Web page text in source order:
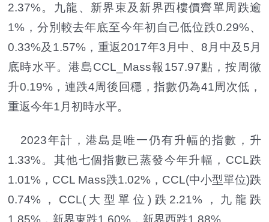
2.37%。九龍、新界東及新界西樓價齊單周跌逾
1%，分別較去年底至今年初自己低位跌0.29%、
0.33%及1.57%，重返2017年3月中、8月中及5月
底時水平。港島CCL_Mass報157.97點，按周微
升0.19%，連跌4周後回穩，指數仍為41周次低，
重返今年1月初時水平。
2023年計，港島是唯一仍有升幅的指數，升
1.33%。其他七個指數已蒸發今年升幅，CCL跌
1.01%，CCL Mass跌1.02%，CCL(中小型單位)跌
0.74%，CCL(大型單位)跌2.21%，九龍跌
1.85%，新界東跌1.60%，新界西跌1.88%。